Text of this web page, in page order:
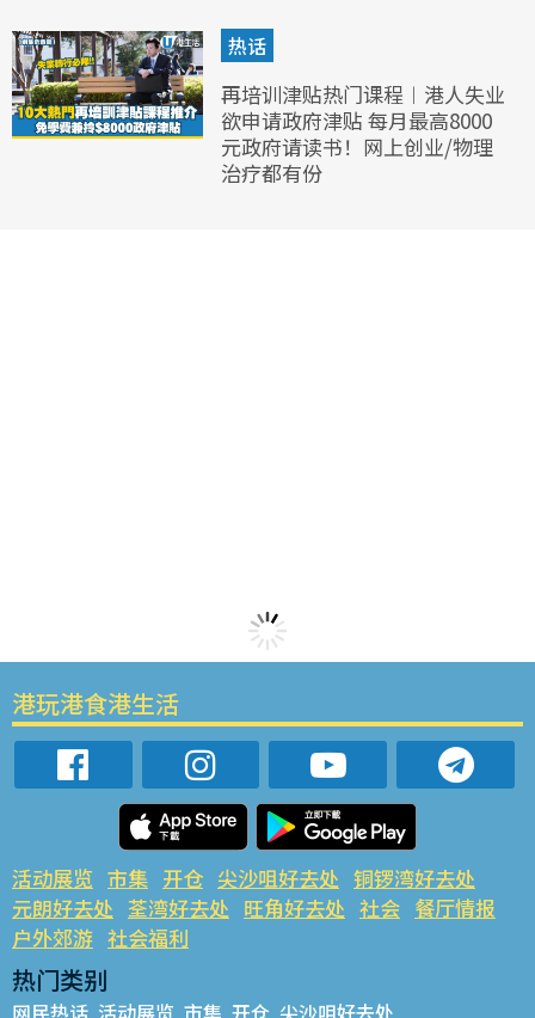
热话
再培训津贴热门课程︱港人失业
欲申请政府津贴 每月最高8000
元政府请读书！网上创业/物理
治疗都有份
港玩港食港生活
活动展览 市集 开仓 尖沙咀好去处 铜锣湾好去处
元朗好去处 荃湾好去处 旺角好去处 社会 餐厅情报
户外郊游 社会福利
热门类别
网民热话 活动展览 市集 开仓 尖沙咀好去处